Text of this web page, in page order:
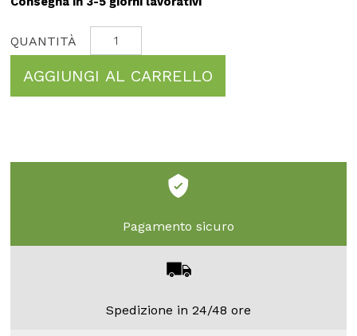
AGGIUNGI AL CARRELLO
Pagamento sicuro
Spedizione in 24/48 ore